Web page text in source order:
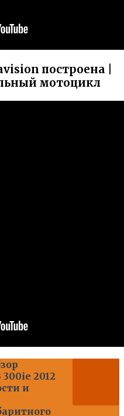
построена |
мотоцикл
2012
и